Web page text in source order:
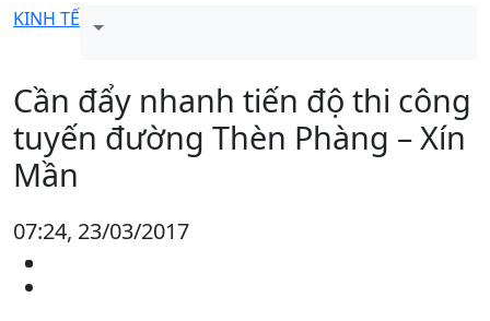
KINH TẾ
Cần đẩy nhanh tiến độ thi công
tuyến đường Thèn Phàng – Xín
Mần
07:24, 23/03/2017